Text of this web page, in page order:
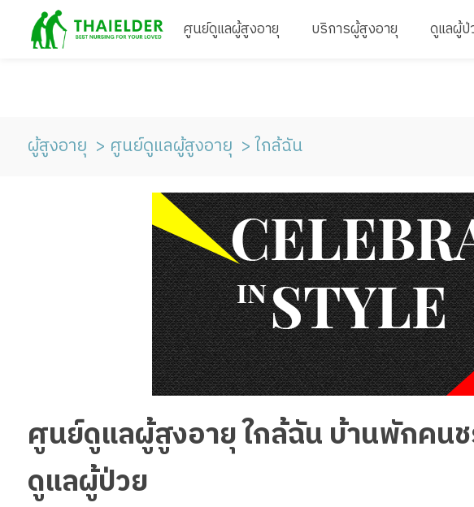
ศูนย์ดูแลผู้สูงอายุ บริการผู้สูงอายุ ดูแลผู้ป่
ผู้สูงอายุ ศูนย์ดูแลผู้สูงอายุ ใกล้ฉัน
ศูนย์ดูแลผู้สูงอายุ ใกล้ฉัน บ้านพักคน
ดูแลผู้ป่วย